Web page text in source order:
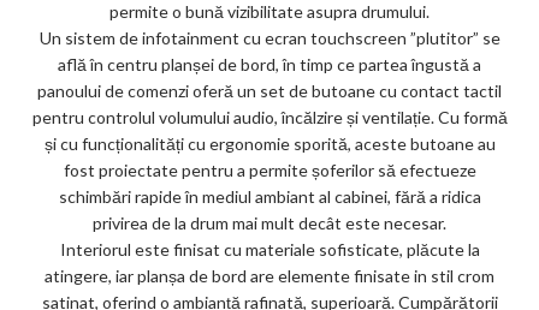
permite o bună vizibilitate asupra drumului.
Un sistem de infotainment cu ecran touchscreen ”plutitor” se
află în centru planșei de bord, în timp ce partea îngustă a
panoului de comenzi oferă un set de butoane cu contact tactil
pentru controlul volumului audio, încălzire și ventilație. Cu formă
și cu funcționalități cu ergonomie sporită, aceste butoane au
fost proiectate pentru a permite șoferilor să efectueze
schimbări rapide în mediul ambiant al cabinei, fără a ridica
privirea de la drum mai mult decât este necesar.
Interiorul este finisat cu materiale sofisticate, plăcute la
atingere, iar planșa de bord are elemente finisate in stil crom
satinat, oferind o ambianță rafinată, superioară. Cumpărătorii